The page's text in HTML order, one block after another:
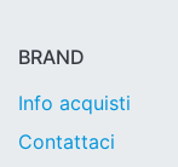
BRAND
Info acquisti
Contattaci